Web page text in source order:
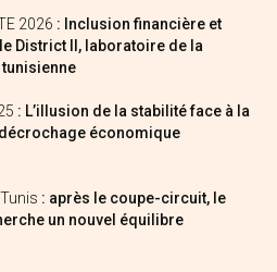
2026 : Inclusion financière et
District II, laboratoire de la
: L’illusion de la stabilité face à la
économique
: après le coupe-circuit, le
un nouvel équilibre